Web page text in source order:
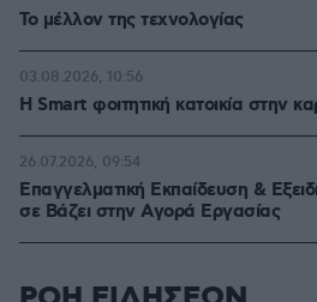
Το μέλλον της τεχνολογίας
Η Smart φοιτητική κατοικία στην
03.08.2026, 10:56
Επαγγελματική Εκπαίδευση &
σε Bάζει στην Aγορά Eργασίας
26.07.2026, 09:54